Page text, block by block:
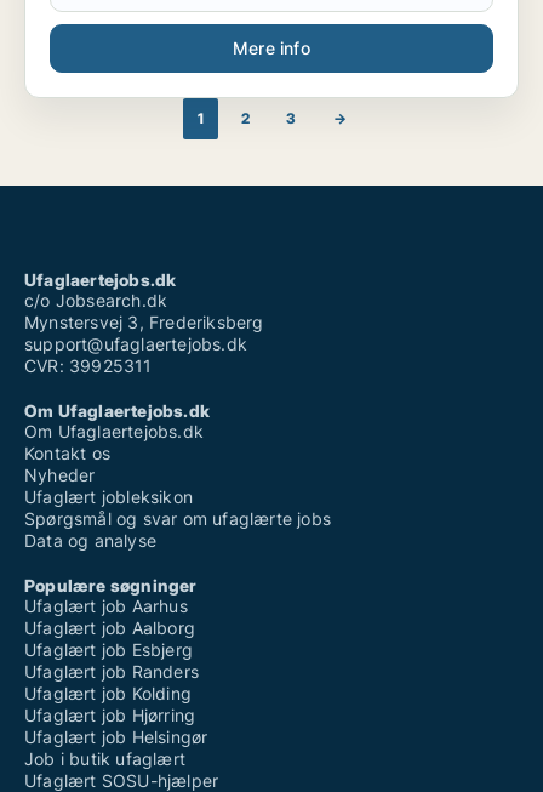
Mere info
1 2 3 →
Ufaglaertejobs.dk
c/o Jobsearch.dk
Mynstersvej 3, Frederiksberg
support@ufaglaertejobs.dk
CVR: 39925311
Om Ufaglaertejobs.dk
Om Ufaglaertejobs.dk
Kontakt os
Nyheder
Ufaglært jobleksikon
Spørgsmål og svar om ufaglærte jobs
Data og analyse
Populære søgninger
Ufaglært job Aarhus
Ufaglært job Aalborg
Ufaglært job Esbjerg
Ufaglært job Randers
Ufaglært job Kolding
Ufaglært job Hjørring
Ufaglært job Helsingør
Job i butik ufaglært
Ufaglært SOSU-hjælper